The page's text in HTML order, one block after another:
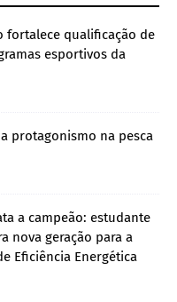
fortalece qualificação de
esportivos da
protagonismo na pesca
a campeão: estudante
nova geração para a
Eficiência Energética